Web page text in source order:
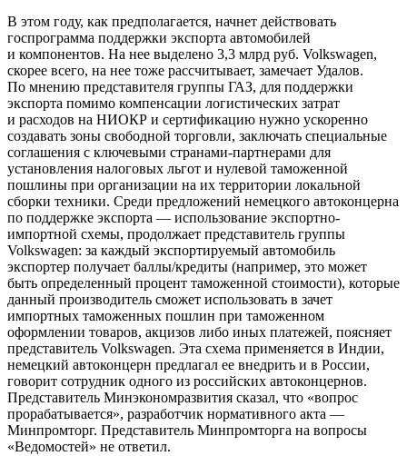
В этом году, как предполагается, начнет действовать
госпрограмма поддержки экспорта автомобилей
и компонентов. На нее выделено 3,3 млрд руб. Volkswagen,
скорее всего, на нее тоже рассчитывает, замечает Удалов.
По мнению представителя группы ГАЗ, для поддержки
экспорта помимо компенсации логистических затрат
и расходов на НИОКР и сертификацию нужно ускоренно
создавать зоны свободной торговли, заключать специальные
соглашения с ключевыми странами-партнерами для
установления налоговых льгот и нулевой таможенной
пошлины при организации на их территории локальной
сборки техники. Среди предложений немецкого автоконцерна
по поддержке экспорта — использование экспортно-
импортной схемы, продолжает представитель группы
Volkswagen: за каждый экспортируемый автомобиль
экспортер получает баллы/кредиты (например, это может
быть определенный процент таможенной стоимости), которые
данный производитель сможет использовать в зачет
импортных таможенных пошлин при таможенном
оформлении товаров, акцизов либо иных платежей, поясняет
представитель Volkswagen. Эта схема применяется в Индии,
немецкий автоконцерн предлагал ее внедрить и в России,
говорит сотрудник одного из российских автоконцернов.
Представитель Минэкономразвития сказал, что «вопрос
прорабатывается», разработчик нормативного акта —
Минпромторг. Представитель Минпромторга на вопросы
«Ведомостей» не ответил.